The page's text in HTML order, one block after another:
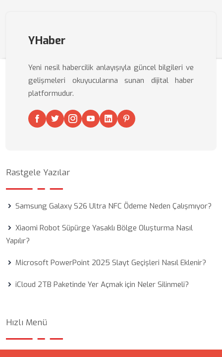
YHaber
Yeni nesil habercilik anlayışıyla güncel bilgileri ve
gelişmeleri okuyucularına sunan dijital haber
platformudur.
Rastgele Yazılar
Samsung Galaxy S26 Ultra NFC Ödeme Neden Çalışmıyor?
Xiaomi Robot Süpürge Yasaklı Bölge Oluşturma Nasıl
Yapılır?
Microsoft PowerPoint 2025 Slayt Geçişleri Nasıl Eklenir?
iCloud 2TB Paketinde Yer Açmak için Neler Silinmeli?
Hızlı Menü